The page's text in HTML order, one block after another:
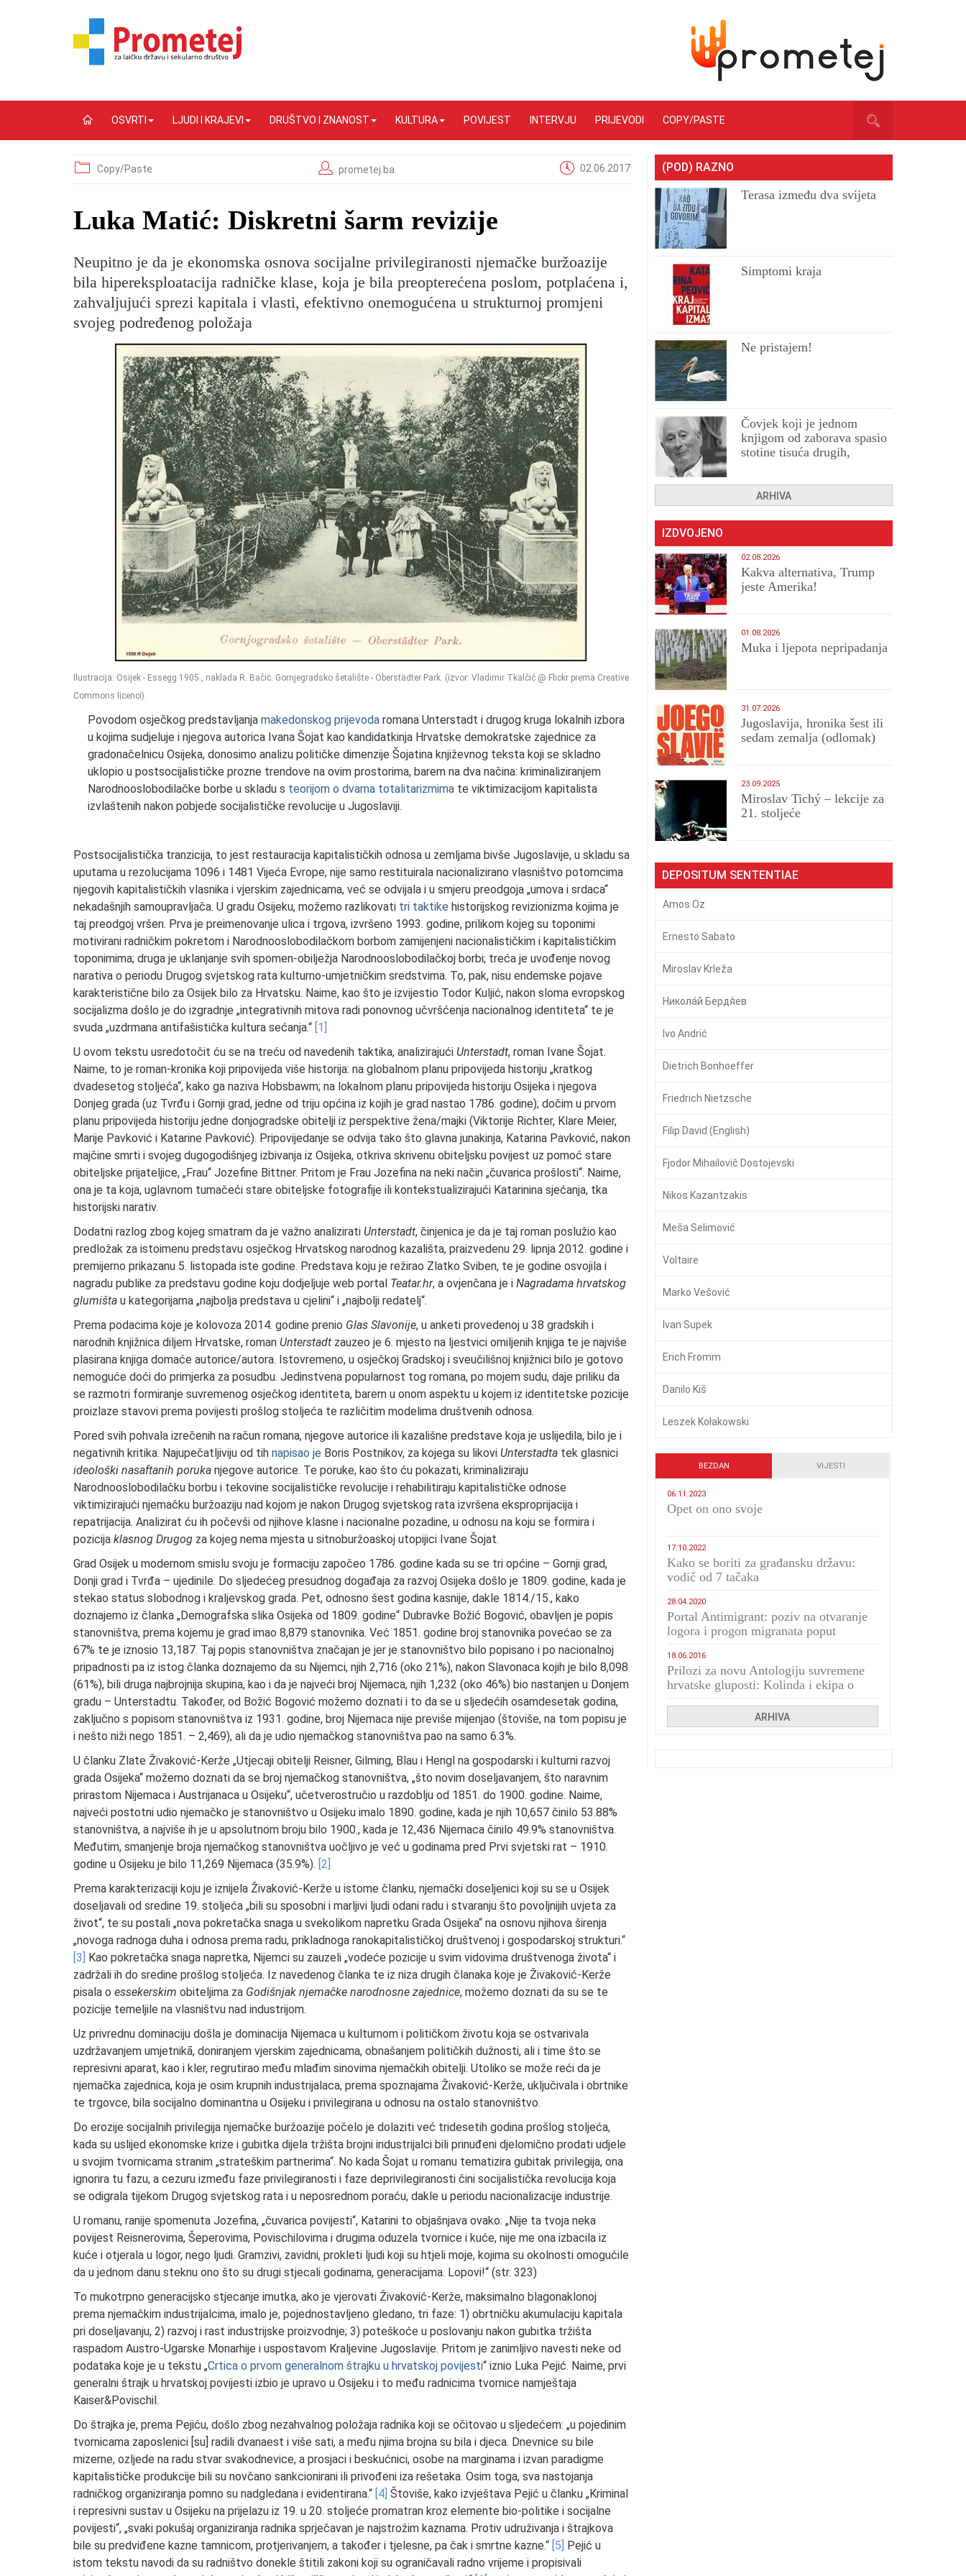
OSVRTI LJUDI I KRAJEVI DRUŠTVO I ZNANOST KULTURA POVIJEST INTERVJU PRIJEVODI COPY/PASTE
Copy/Paste prometej.ba 02.06.2017
Luka Matić: Diskretni šarm revizije
Neupitno je da je ekonomska osnova socijalne privilegiranosti njemačke buržoazije
bila hipereksploatacija radničke klase, koja je bila preopterećena poslom, potplaćena i,
zahvaljujući sprezi kapitala i vlasti, efektivno onemogućena u strukturnoj promjeni
svojeg podređenog položaja
Ilustracija: Osijek - Essegg 1905., naklada R. Bačić. Gornjegradsko šetalište - Oberstädter Park. (izvor: Vladimir Tkalčić @ Flickr prema Creative
Commons licenci).
Povodom osječkog predstavljanja makedonskog prijevoda romana Unterstadt i drugog kruga lokalnih izbora
u kojima sudjeluje i njegova autorica Ivana Šojat kao kandidatkinja Hrvatske demokratske zajednice za
gradonačelnicu Osijeka, donosimo analizu političke dimenzije Šojatina književnog teksta koji se skladno
uklopio u postsocijalističke prozne trendove na ovim prostorima, barem na dva načina: kriminaliziranjem
Narodnooslobodilačke borbe u skladu s teorijom o dvama totalitarizmima te viktimizacijom kapitalista
izvlaštenih nakon pobjede socijalističke revolucije u Jugoslaviji.
Postsocijalistička tranzicija, to jest restauracija kapitalističkih odnosa u zemljama bivše Jugoslavije, u skladu sa
uputama u rezolucijama 1096 i 1481 Vijeća Evrope, nije samo restituirala nacionalizirano vlasništvo potomcima
njegovih kapitalističkih vlasnika i vjerskim zajednicama, već se odvijala i u smjeru preodgoja „umova i srdaca“
nekadašnjih samoupravljača. U gradu Osijeku, možemo razlikovati tri taktike historijskog revizionizma kojima je
taj preodgoj vršen. Prva je preimenovanje ulica i trgova, izvršeno 1993. godine, prilikom kojeg su toponimi
motivirani radničkim pokretom i Narodnooslobodilačkom borbom zamijenjeni nacionalističkim i kapitalističkim
toponimima; druga je uklanjanje svih spomen-obilježja Narodnooslobodilačkoj borbi; treća je uvođenje novog
narativa o periodu Drugog svjetskog rata kulturno-umjetničkim sredstvima. To, pak, nisu endemske pojave
karakteristične bilo za Osijek bilo za Hrvatsku. Naime, kao što je izvijestio Todor Kuljić, nakon sloma evropskog
socijalizma došlo je do izgradnje „integrativnih mitova radi ponovnog učvršćenja nacionalnog identiteta“ te je
svuda „uzdrmana antifašistička kultura sećanja.“ [1]
U ovom tekstu usredotočit ću se na treću od navedenih taktika, analizirajući Unterstadt, roman Ivane Šojat.
Naime, to je roman-kronika koji pripovijeda više historija: na globalnom planu pripovijeda historiju „kratkog
dvadesetog stoljeća“, kako ga naziva Hobsbawm; na lokalnom planu pripovijeda historiju Osijeka i njegova
Donjeg grada (uz Tvrđu i Gornji grad, jedne od triju općina iz kojih je grad nastao 1786. godine); dočim u prvom
planu pripovijeda historiju jedne donjogradske obitelji iz perspektive žena/majki (Viktorije Richter, Klare Meier,
Marije Pavković i Katarine Pavković). Pripovijedanje se odvija tako što glavna junakinja, Katarina Pavković, nakon
majčine smrti i svojeg dugogodišnjeg izbivanja iz Osijeka, otkriva skrivenu obiteljsku povijest uz pomoć stare
obiteljske prijateljice, „Frau“ Jozefine Bittner. Pritom je Frau Jozefina na neki način „čuvarica prošlosti“. Naime,
ona je ta koja, uglavnom tumačeći stare obiteljske fotografije ili kontekstualizirajući Katarinina sjećanja, tka
historijski narativ.
Dodatni razlog zbog kojeg smatram da je važno analizirati Unterstadt, činjenica je da je taj roman poslužio kao
predložak za istoimenu predstavu osječkog Hrvatskog narodnog kazališta, praizvedenu 29. lipnja 2012. godine i
premijerno prikazanu 5. listopada iste godine. Predstava koju je režirao Zlatko Sviben, te je godine osvojila i
nagradu publike za predstavu godine koju dodjeljuje web portal Teatar.hr, a ovjenčana je i Nagradama hrvatskog
glumišta u kategorijama „najbolja predstava u cjelini“ i „najbolji redatelj“.
Prema podacima koje je kolovoza 2014. godine prenio Glas Slavonije, u anketi provedenoj u 38 gradskih i
narodnih knjižnica diljem Hrvatske, roman Unterstadt zauzeo je 6. mjesto na ljestvici omiljenih knjiga te je najviše
plasirana knjiga domaće autorice/autora. Istovremeno, u osječkoj Gradskoj i sveučilišnoj knjižnici bilo je gotovo
nemoguće doći do primjerka za posudbu. Jedinstvena popularnost tog romana, po mojem sudu, daje priliku da
se razmotri formiranje suvremenog osječkog identiteta, barem u onom aspektu u kojem iz identitetske pozicije
proizlaze stavovi prema povijesti prošlog stoljeća te različitim modelima društvenih odnosa.
Pored svih pohvala izrečenih na račun romana, njegove autorice ili kazališne predstave koja je uslijedila, bilo je i
negativnih kritika. Najupečatljiviju od tih napisao je Boris Postnikov, za kojega su likovi Unterstadta tek glasnici
ideološki nasaftanih poruka njegove autorice. Te poruke, kao što ću pokazati, kriminaliziraju
Narodnooslobodilačku borbu i tekovine socijalističke revolucije i rehabilitiraju kapitalističke odnose
viktimizirajući njemačku buržoaziju nad kojom je nakon Drugog svjetskog rata izvršena eksproprijacija i
repatrijacija. Analizirat ću ih počevši od njihove klasne i nacionalne pozadine, u odnosu na koju se formira i
pozicija klasnog Drugog za kojeg nema mjesta u sitnoburžoaskoj utopijici Ivane Šojat.
Grad Osijek u modernom smislu svoju je formaciju započeo 1786. godine kada su se tri općine – Gornji grad,
Donji grad i Tvrđa – ujedinile. Do sljedećeg presudnog događaja za razvoj Osijeka došlo je 1809. godine, kada je
stekao status slobodnog i kraljevskog grada. Pet, odnosno šest godina kasnije, dakle 1814./15., kako
doznajemo iz članka „Demografska slika Osijeka od 1809. godine“ Dubravke Božić Bogović, obavljen je popis
stanovništva, prema kojemu je grad imao 8,879 stanovnika. Već 1851. godine broj stanovnika povećao se za
67% te je iznosio 13,187. Taj popis stanovništva značajan je jer je stanovništvo bilo popisano i po nacionalnoj
pripadnosti pa iz istog članka doznajemo da su Nijemci, njih 2,716 (oko 21%), nakon Slavonaca kojih je bilo 8,098
(61%), bili druga najbrojnija skupina, kao i da je najveći broj Nijemaca, njih 1,232 (oko 46%) bio nastanjen u Donjem
gradu – Unterstadtu. Također, od Božić Bogović možemo doznati i to da se u sljedećih osamdesetak godina,
zaključno s popisom stanovništva iz 1931. godine, broj Nijemaca nije previše mijenjao (štoviše, na tom popisu je
i nešto niži nego 1851. – 2,469), ali da je udio njemačkog stanovništva pao na samo 6.3%.
U članku Zlate Živaković-Kerže „Utjecaji obitelji Reisner, Gilming, Blau i Hengl na gospodarski i kulturni razvoj
grada Osijeka“ možemo doznati da se broj njemačkog stanovništva, „što novim doseljavanjem, što naravnim
prirastom Nijemaca i Austrijanaca u Osijeku“, učetverostručio u razdoblju od 1851. do 1900. godine. Naime,
najveći postotni udio njemačko je stanovništvo u Osijeku imalo 1890. godine, kada je njih 10,657 činilo 53.88%
stanovništva, a najviše ih je u apsolutnom broju bilo 1900., kada je 12,436 Nijemaca činilo 49.9% stanovništva.
Međutim, smanjenje broja njemačkog stanovništva uočljivo je već u godinama pred Prvi svjetski rat – 1910.
godine u Osijeku je bilo 11,269 Nijemaca (35.9%). [2]
Prema karakterizaciji koju je iznijela Živaković-Kerže u istome članku, njemački doseljenici koji su se u Osijek
doseljavali od sredine 19. stoljeća „bili su sposobni i marljivi ljudi odani radu i stvaranju što povoljnijih uvjeta za
život“, te su postali „nova pokretačka snaga u svekolikom napretku Grada Osijeka“ na osnovu njihova širenja
„novoga radnoga duha i odnosa prema radu, prikladnoga ranokapitalističkoj društvenoj i gospodarskoj strukturi.“
[3] Kao pokretačka snaga napretka, Nijemci su zauzeli „vodeće pozicije u svim vidovima društvenoga života“ i
zadržali ih do sredine prošlog stoljeća. Iz navedenog članka te iz niza drugih članaka koje je Živaković-Kerže
pisala o essekerskim obiteljima za Godišnjak njemačke narodnosne zajednice, možemo doznati da su se te
pozicije temeljile na vlasništvu nad industrijom.
Uz privrednu dominaciju došla je dominacija Nijemaca u kulturnom i političkom životu koja se ostvarivala
uzdržavanjem umjetnikā, doniranjem vjerskim zajednicama, obnašanjem političkih dužnosti, ali i time što se
represivni aparat, kao i kler, regrutirao među mlađim sinovima njemačkih obitelji. Utoliko se može reći da je
njemačka zajednica, koja je osim krupnih industrijalaca, prema spoznajama Živaković-Kerže, uključivala i obrtnike
te trgovce, bila socijalno dominantna u Osijeku i privilegirana u odnosu na ostalo stanovništvo.
Do erozije socijalnih privilegija njemačke buržoazije počelo je dolaziti već tridesetih godina prošlog stoljeća,
kada su uslijed ekonomske krize i gubitka dijela tržišta brojni industrijalci bili prinuđeni djelomično prodati udjele
u svojim tvornicama stranim „strateškim partnerima“. No kada Šojat u romanu tematizira gubitak privilegija, ona
ignorira tu fazu, a cezuru između faze privilegiranosti i faze deprivilegiranosti čini socijalistička revolucija koja
se odigrala tijekom Drugog svjetskog rata i u neposrednom poraću, dakle u periodu nacionalizacije industrije.
U romanu, ranije spomenuta Jozefina, „čuvarica povijesti“, Katarini to objašnjava ovako: „Nije ta tvoja neka
povijest Reisnerovima, Šeperovima, Povischilovima i drugima oduzela tvornice i kuće, nije me ona izbacila iz
kuće i otjerala u logor, nego ljudi. Gramzivi, zavidni, prokleti ljudi koji su htjeli moje, kojima su okolnosti omogućile
da u jednom danu steknu ono što su drugi stjecali godinama, generacijama. Lopovi!“ (str. 323)
To mukotrpno generacijsko stjecanje imutka, ako je vjerovati Živaković-Kerže, maksimalno blagonaklonoj
prema njemačkim industrijalcima, imalo je, pojednostavljeno gledano, tri faze: 1) obrtničku akumulaciju kapitala
pri doseljavanju, 2) razvoj i rast industrijske proizvodnje; 3) poteškoće u poslovanju nakon gubitka tržišta
raspadom Austro-Ugarske Monarhije i uspostavom Kraljevine Jugoslavije. Pritom je zanimljivo navesti neke od
podataka koje je u tekstu „Crtica o prvom generalnom štrajku u hrvatskoj povijesti“ iznio Luka Pejić. Naime, prvi
generalni štrajk u hrvatskoj povijesti izbio je upravo u Osijeku i to među radnicima tvornice namještaja
Kaiser&Povischil.
Do štrajka je, prema Pejiću, došlo zbog nezahvalnog položaja radnika koji se očitovao u sljedećem: „u pojedinim
tvornicama zaposlenici [su] radili dvanaest i više sati, a među njima brojna su bila i djeca. Dnevnice su bile
mizerne, ozljede na radu stvar svakodnevice, a prosjaci i beskućnici, osobe na marginama i izvan paradigme
kapitalističke produkcije bili su novčano sankcionirani ili privođeni iza rešetaka. Osim toga, sva nastojanja
radničkog organiziranja pomno su nadgledana i evidentirana.“ [4] Štoviše, kako izvještava Pejić u članku „Kriminal
i represivni sustav u Osijeku na prijelazu iz 19. u 20. stoljeće promatran kroz elemente bio-politike i socijalne
povijesti“, „svaki pokušaj organiziranja radnika sprječavan je najstrožim kaznama. Protiv udruživanja i štrajkova
bile su predviđene kazne tamnicom, protjerivanjem, a također i tjelesne, pa čak i smrtne kazne.“ [5] Pejić u
istom tekstu navodi da su radništvo donekle štitili zakoni koji su ograničavali radno vrijeme i propisivali
(POD) RAZNO
Terasa između dva svijeta
Simptomi kraja
Ne pristajem!
Čovjek koji je jednom
knjigom od zaborava spasio
stotine tisuća drugih,
ARHIVA
IZDVOJENO
02.08.2026
Kakva alternativa, Trump
jeste Amerika!
01.08.2026
Muka i ljepota nepripadanja
31.07.2026
Jugoslavija, hronika šest ili
sedam zemalja (odlomak)
23.09.2025
Miroslav Tichý – lekcije za
21. stoljeće
DEPOSITUM SENTENTIAE
Amos Oz
Ernesto Sabato
Miroslav Krleža
Никола́й Бердя́ев
Ivo Andrić
Dietrich Bonhoeffer
Friedrich Nietzsche
Filip David (English)
Fjodor Mihailovič Dostojevski
Nikos Kazantzakis
Meša Selimović
Voltaire
Marko Vešović
Ivan Supek
Erich Fromm
Danilo Kiš
Leszek Kołakowski
BEZDAN VIJESTI
06.11.2023
​Opet on ono svoje
17.10.2022
Kako se boriti za građansku državu:
vodič od 7 tačaka
28.04.2020
Portal Antimigrant: poziv na otvaranje
logora i progon migranata poput
18.06.2016
Prilozi za novu Antologiju suvremene
hrvatske gluposti: Kolinda i ekipa o
ARHIVA